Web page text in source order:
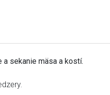
a sekanie mäsa a kostí.